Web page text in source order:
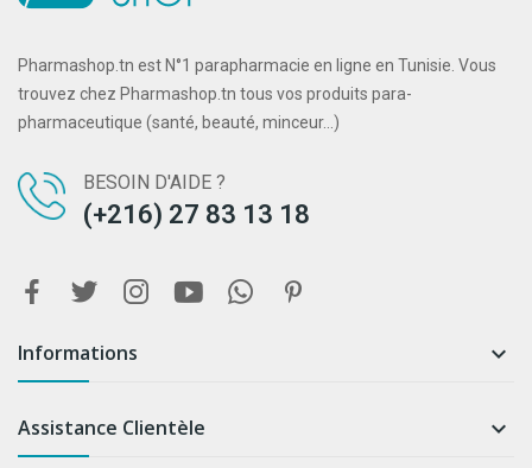
Pharmashop.tn est N°1 parapharmacie en ligne en Tunisie. Vous
trouvez chez Pharmashop.tn tous vos produits para-
pharmaceutique (santé, beauté, minceur...)
BESOIN D'AIDE ?
(+216) 27 83 13 18
Informations 
Assistance Clientèle 